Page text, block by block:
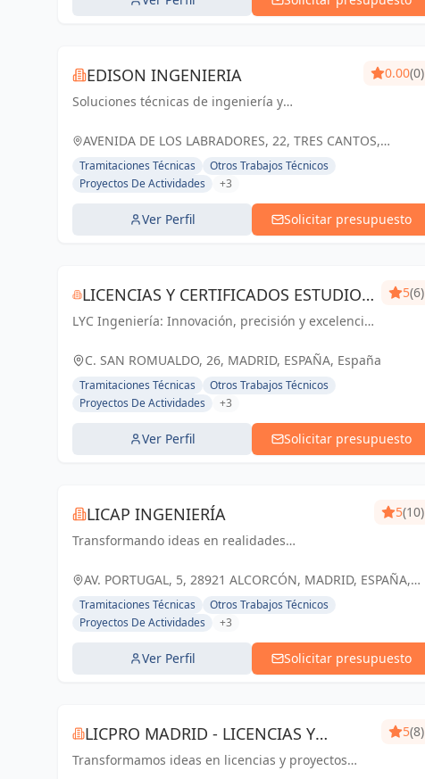
EDISON INGENIERIA
Soluciones técnicas de ingeniería y
Tres Cantos y Madrid
0.00(0)
AVENIDA DE LOS LABRADORES, 22, TRES CANTOS,
ESPAÑA, España
Tramitaciones Técnicas
Otros Trabajos Técnicos
Proyectos De Actividades
+3
Ver Perfil Solicitar presupuesto
LICENCIAS Y CERTIFICADOS ESTUDIO
DE INGENIERÍA S.L.P.
LYC Ingeniería: Innovación, precisión y excelencia
Madrid.
5(6)
C. SAN ROMUALDO, 26, MADRID, ESPAÑA, España
Tramitaciones Técnicas
Otros Trabajos Técnicos
Proyectos De Actividades
+3
Ver Perfil Solicitar presupuesto
LICAP INGENIERÍA
Transformando ideas en realidades
futuro sólido y sostenible en Alcorcón y Madrid
5(10)
AV. PORTUGAL, 5, 28921 ALCORCÓN, MADRID, ESPAÑA,
España
Tramitaciones Técnicas
Otros Trabajos Técnicos
Proyectos De Actividades
+3
Ver Perfil Solicitar presupuesto
LICPRO MADRID - LICENCIAS Y
PROYECTOS
Transformamos ideas en licencias y proyectos
5(8)